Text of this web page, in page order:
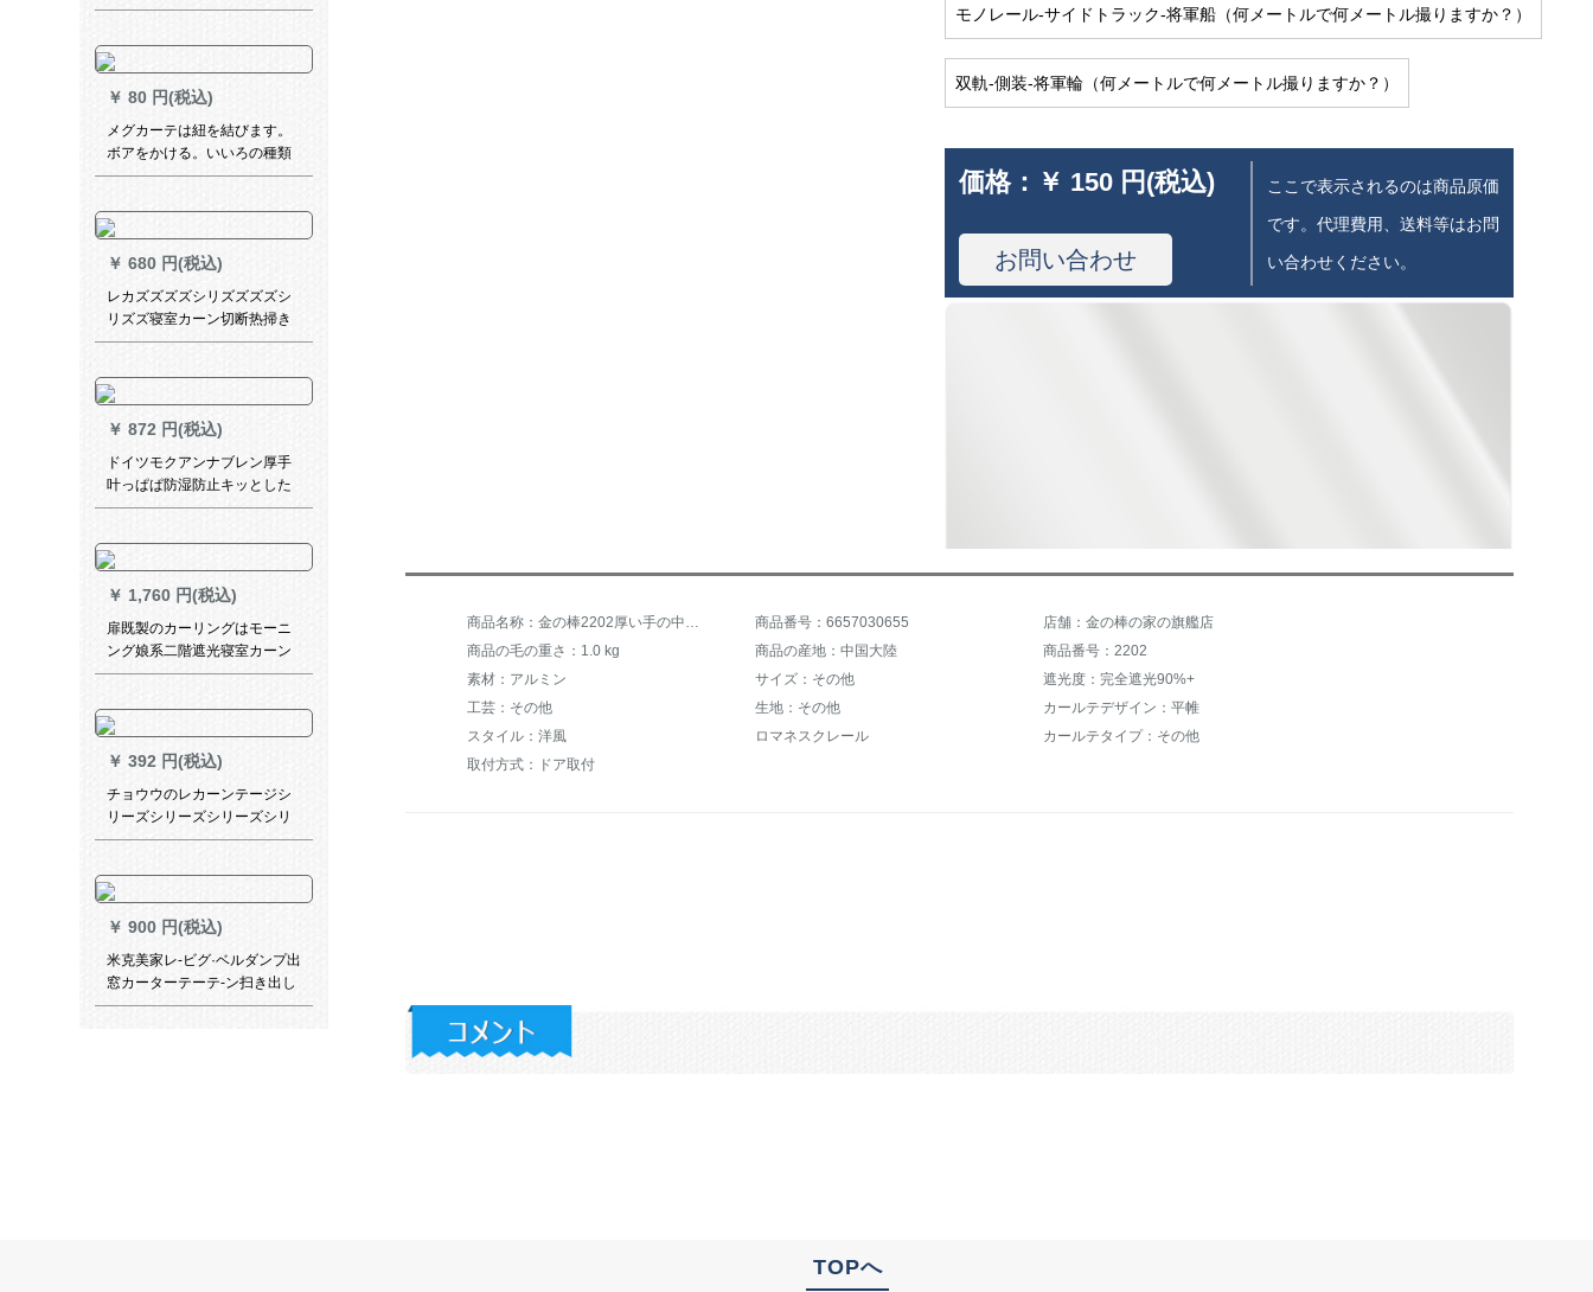
ダカーンテーテ·レンレン遮光
扫き出し窓外既制カーターテ
ーテ·ンン元气绿韩オーーダカ
シリーズンテーン/毎米/送帖S
￥ 80 円(税込)
メグカーテは紐を結びます。
ボアをかける。いいろの種類
があります。
￥ 680 円(税込)
レカズズズズシリズズズズシ
リズズ寝室カーン切断热掃き
出窓寝室出窓白纱2.5メトル幅
￥ 872 円(税込)
ドイツモクアンナブレン厚手
叶っぱぱ防湿防止キッとした
书房オーーフーディ寝室オー
地シリズPS-BY 03
￥ 1,760 円(税込)
扉既製のカーリングはモーニ
ング娘系二階遮光寝室カーン
テーターの赤いins少女が彫っ
レッド3メトル、高2.7メトル
です。
￥ 392 円(税込)
チョウウのレカーンテージシ
リーズシリーズシリーズシリ
ーズシリーズシリーズシリー
防水UVカーターテーテーン防
水UVカーターテーターオーフ
ォスセンサーセンサーセンサ
ーオプションオプションシリ
ーズシリーズシリーズ2面同色
￥ 900 円(税込)
米克美家レ-ビグ·ベルダンプ出
窓カーターテーテ-ン扫き出し
窓レレスタ-ジ
モノレール-サイドトラック-将軍船（何メートルで何メートル撮りますか？）
双軌-側装-将軍輪（何メートルで何メートル撮りますか？）
価格： ￥ 150 円(税込)
お問い合わせ
ここで表示されるのは商品原価
です。代理費用、送料等はお問
い合わせください。
商品名称：金の棒2202厚い手の中国側 商品番号：6657030655
店舗：金の棒の家の旗艦店
商品の毛の重さ：1.0 kg
商品の産地：中国大陸
商品番号：2202
素材：アルミン
サイズ：その他
遮光度：完全遮光90%+
工芸：その他
生地：その他
カールテデザイン：平帷
スタイル：洋風
ロマネスクレール
カールテタイプ：その他
取付方式：ドア取付
TOPへ